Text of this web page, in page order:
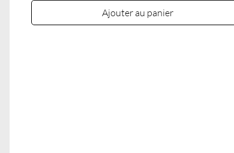
Ajouter au panier